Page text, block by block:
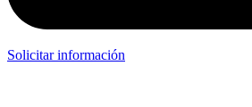
Solicitar información